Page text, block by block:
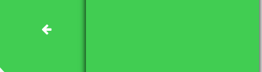
Programowanie